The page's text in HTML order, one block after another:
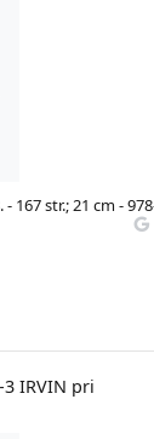
167 str.; 21 cm -
3 IRVIN pri